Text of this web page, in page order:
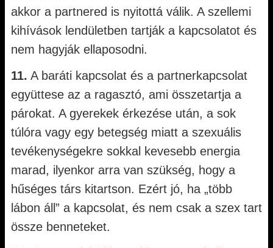
akkor a partnered is nyitottá válik. A szellemi
kihívások lendületben tartják a kapcsolatot és
nem hagyják ellaposodni.
11. A baráti kapcsolat és a partnerkapcsolat
együttese az a ragasztó, ami összetartja a
párokat. A gyerekek érkezése után, a sok
túlóra vagy egy betegség miatt a szexuális
tevékenységekre sokkal kevesebb energia
marad, ilyenkor arra van szükség, hogy a
hűséges társ kitartson. Ezért jó, ha „több
lábon áll” a kapcsolat, és nem csak a szex tart
össze benneteket.